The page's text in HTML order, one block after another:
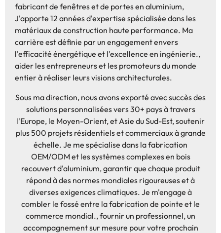
fabricant de fenêtres et de portes en aluminium,
J'apporte 12 années d'expertise spécialisée dans les
matériaux de construction haute performance. Ma
carrière est définie par un engagement envers
l'efficacité énergétique et l'excellence en ingénierie.,
aider les entrepreneurs et les promoteurs du monde
entier à réaliser leurs visions architecturales.
Sous ma direction, nous avons exporté avec succès des
solutions personnalisées vers 30+ pays à travers
l'Europe, le Moyen-Orient, et Asie du Sud-Est, soutenir
plus 500 projets résidentiels et commerciaux à grande
échelle. Je me spécialise dans la fabrication
OEM/ODM et les systèmes complexes en bois
recouvert d'aluminium, garantir que chaque produit
répond à des normes mondiales rigoureuses et à
diverses exigences climatiques. Je m'engage à
combler le fossé entre la fabrication de pointe et le
commerce mondial., fournir un professionnel, un
accompagnement sur mesure pour votre prochain